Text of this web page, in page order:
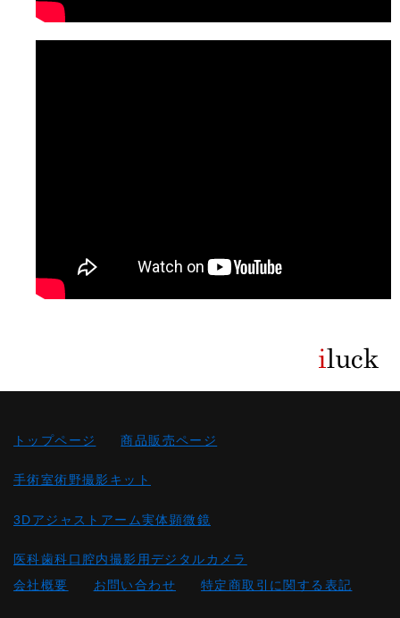
トップページ 商品販売ページ
手術室術野撮影キット
3Dアジャストアーム実体顕微鏡
医科歯科口腔内撮影用デジタルカメラ
会社概要
お問い合わせ 特定商取引に関する表記